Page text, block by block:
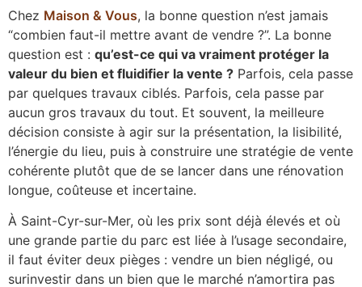
Chez Maison & Vous, la bonne question n’est jamais
“combien faut-il mettre avant de vendre ?”. La bonne
question est : qu’est-ce qui va vraiment protéger la
valeur du bien et fluidifier la vente ? Parfois, cela passe
par quelques travaux ciblés. Parfois, cela passe par
aucun gros travaux du tout. Et souvent, la meilleure
décision consiste à agir sur la présentation, la lisibilité,
l’énergie du lieu, puis à construire une stratégie de vente
cohérente plutôt que de se lancer dans une rénovation
longue, coûteuse et incertaine.
À Saint-Cyr-sur-Mer, où les prix sont déjà élevés et où
une grande partie du parc est liée à l’usage secondaire,
il faut éviter deux pièges : vendre un bien négligé, ou
surinvestir dans un bien que le marché n’amortira pas